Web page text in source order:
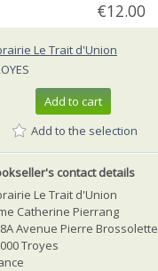
€12.00
Le Trait d'Union
Add to cart
Add to the selection
contact details
Le Trait d'Union
Catherine Pierrang
Avenue Pierre Brossolette
Troyes